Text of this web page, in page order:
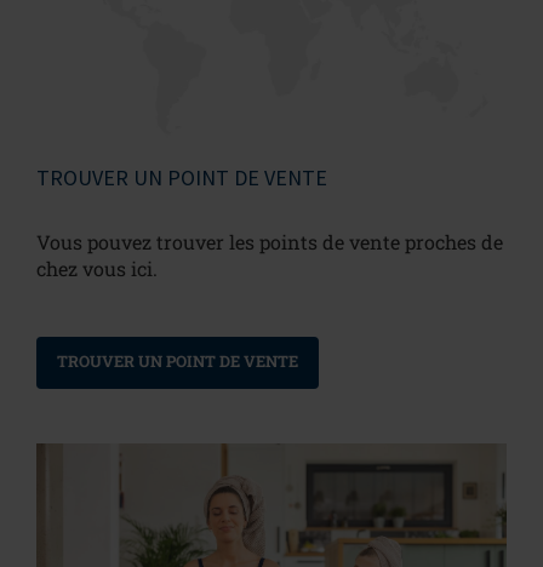
TROUVER UN POINT DE VENTE
Vous pouvez trouver les points de vente proches de
chez vous ici.
TROUVER UN POINT DE VENTE